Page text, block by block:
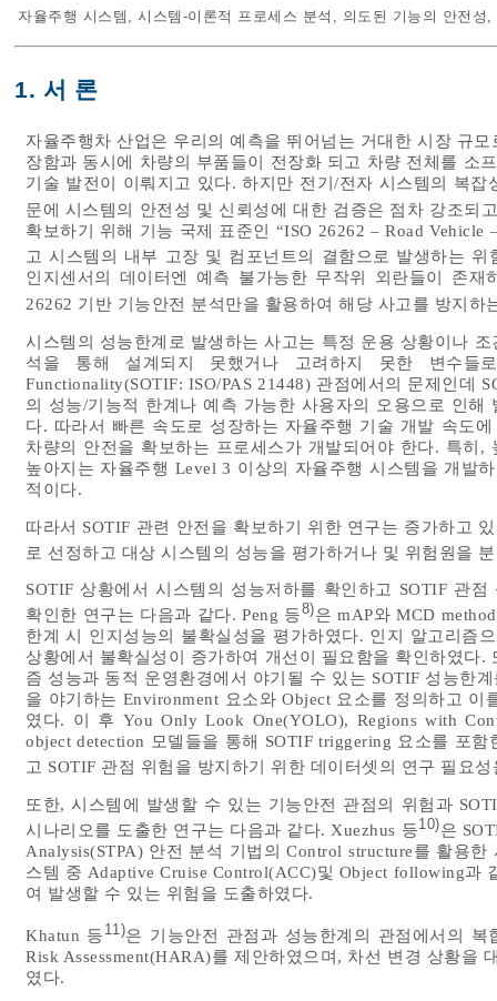
자율주행 시스템 , 시스템-이론적 프로세스 분석 , 의도된 기능의 안전성 ,
1. 서 론
자율주행차 산업은 우리의 예측을 뛰어넘는 거대한 시장 규
장함과 동시에 차량의 부품들이 전장화 되고 차량 전체를 소
기술 발전이 이뤄지고 있다. 하지만 전기/전자 시스템의 복
문에 시스템의 안전성 및 신뢰성에 대한 검증은 점차 강조되
확보하기 위해 기능 국제 표준인 “ISO 26262 – Road
고 시스템의 내부 고장 및 컴포넌트의 결함으로 발생하는
인지센서의 데이터엔 예측 불가능한 무작위 외란들이 존
26262 기반 기능안전 분석만을 활용하여 해당 사고를 방지하
시스템의 성능한계로 발생하는 사고는 특정 운용 상황이나
석을 통해 설계되지 못했거나 고려하지 못한 변수
Functionality(SOTIF: ISO/PAS 21448) 관점에서의 문제인데
의 성능/기능적 한계나 예측 가능한 사용자의 오용으로 인
다. 따라서 빠른 속도로 성장하는 자율주행 기술 개발 속도
차량의 안전을 확보하는 프로세스가 개발되어야 한다. 특히
높아지는 자율주행 Level 3 이상의 자율주행 시스템을 개발
적이다.
따라서 SOTIF 관련 안전을 확보하기 위한 연구는 증가하고
로 선정하고 대상 시스템의 성능을 평가하거나 및 위험원을
SOTIF 상황에서 시스템의 성능저하를 확인하고 SOTIF 관
확인한 연구는 다음과 같다. Peng 등8)은 mAP와 MCD
한계 시 인지성능의 불확실성을 평가하였다. 인지 알고리즘
상황에서 불확실성이 증가하여 개선이 필요함을 확인하였다
즘 성능과 동적 운영환경에서 야기될 수 있는 SOTIF 성능한
을 야기하는 Environment 요소와 Object 요소를 정의하고
였다. 이 후 You Only Look One(YOLO), Regions with
object detection 모델들을 통해 SOTIF triggering 요소를 포
고 SOTIF 관점 위험을 방지하기 위한 데이터셋의 연구 필요
또한, 시스템에 발생할 수 있는 기능안전 관점의 위험과
시나리오를 도출한 연구는 다음과 같다. Xuezhus 등10)은
Analysis(STPA) 안전 분석 기법의 Control structure를 활용
스템 중 Adaptive Cruise Control(ACC)및 Object following과
여 발생할 수 있는 위험을 도출하였다.
Khatun 등 11)은 기능안전 관점과 성능한계의 관점에서의
Risk Assessment(HARA)를 제안하였으며, 차선 변경 상황을
였다.